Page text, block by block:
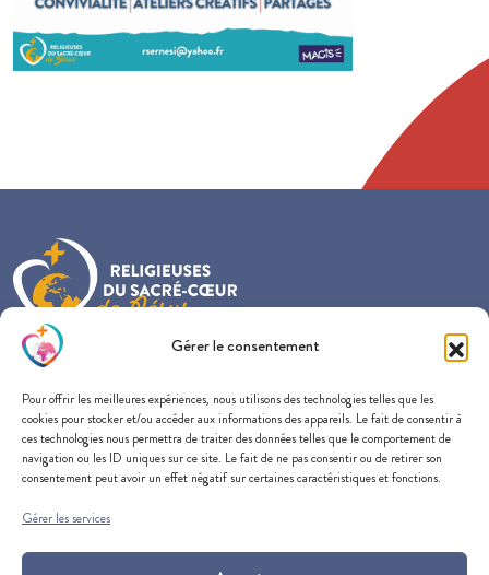
Gérer le consentement
Pour offrir les meilleures expériences, nous utilisons des technologies telles que les
cookies pour stocker et/ou accéder aux informations des appareils. Le fait de consentir à
ces technologies nous permettra de traiter des données telles que le comportement de
navigation ou les ID uniques sur ce site. Le fait de ne pas consentir ou de retirer son
consentement peut avoir un effet négatif sur certaines caractéristiques et fonctions.
Gérer les services
57 rue du Docteur Edmond Locard
69005 Lyon
CONTACTEZ-NOUS